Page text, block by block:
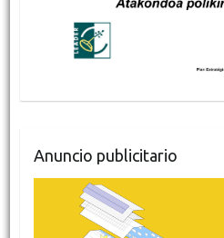
Anuncio publicitario